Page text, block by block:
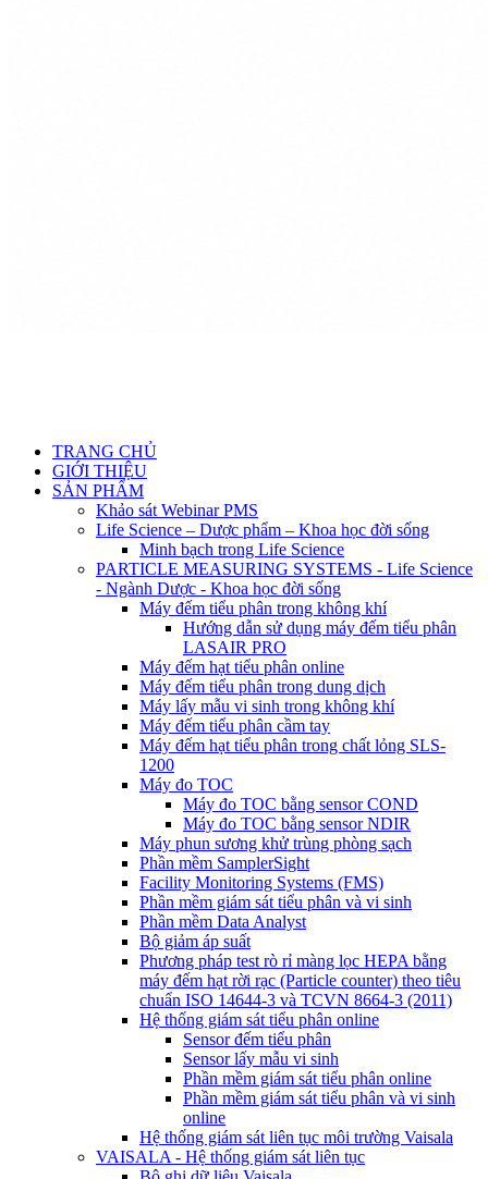
TRANG CHỦ
GIỚI THIỆU
SẢN PHẨM
Khảo sát Webinar PMS
Life Science – Dược phẩm – Khoa học đời sống
Minh bạch trong Life Science
PARTICLE MEASURING SYSTEMS - Life Science
- Ngành Dược - Khoa học đời sống
Máy đếm tiểu phân trong không khí
Hướng dẫn sử dụng máy đếm tiểu phân
LASAIR PRO
Máy đếm hạt tiểu phân online
Máy đếm tiểu phân trong dung dịch
Máy lấy mẫu vi sinh trong không khí
Máy đếm tiểu phân cầm tay
Máy đếm hạt tiểu phân trong chất lỏng SLS-
1200
Máy đo TOC
Máy đo TOC bằng sensor COND
Máy đo TOC bằng sensor NDIR
Máy phun sương khử trùng phòng sạch
Phần mềm SamplerSight
Facility Monitoring Systems (FMS)
Phần mềm giám sát tiểu phân và vi sinh
Phần mềm Data Analyst
Bộ giảm áp suất
Phương pháp test rò rỉ màng lọc HEPA bằng
máy đếm hạt rời rạc (Particle counter) theo tiêu
chuẩn ISO 14644-3 và TCVN 8664-3 (2011)
Hệ thống giám sát tiểu phân online
Sensor đếm tiểu phân
Sensor lấy mẫu vi sinh
Phần mềm giám sát tiểu phân online
Phần mềm giám sát tiểu phân và vi sinh
online
Hệ thống giám sát liên tục môi trường Vaisala
VAISALA - Hệ thống giám sát liên tục